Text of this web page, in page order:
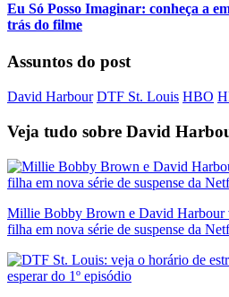
Eu Só Posso Imaginar: conheça a
trás do filme
Assuntos do post
David Harbour DTF St. Louis HBO
Veja tudo sobre David
Millie Bobby Brown e David Harbour
filha em nova série de suspense da